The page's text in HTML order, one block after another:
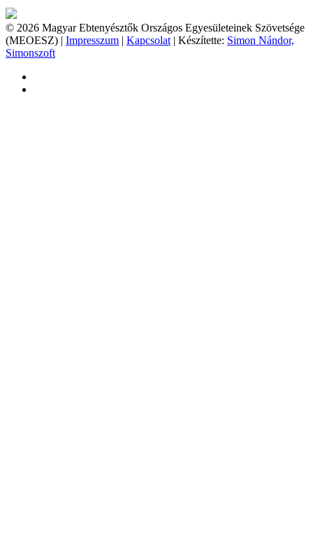
© 2026 Magyar Ebtenyésztők Országos Egyesületeinek Szövetsége
(MEOESZ) | Impresszum | Kapcsolat | Készítette: Simon Nándor,
Simonszoft